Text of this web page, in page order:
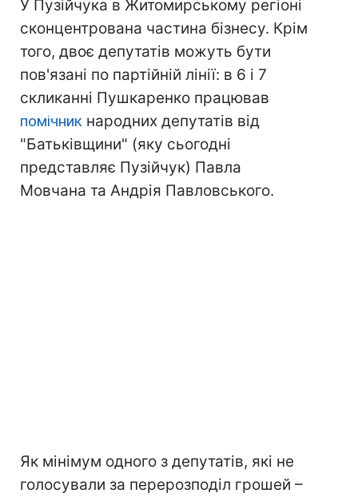
У Пузійчука в Житомирському регіоні
сконцентрована частина бізнесу. Крім
того, двоє депутатів можуть бути
пов'язані по партійній лінії: в 6 і 7
скликанні Пушкаренко працював
помічник народних депутатів від
"Батьківщини" (яку сьогодні
представляє Пузійчук) Павла
Мовчана та Андрія Павловського.
Як мінімум одного з депутатів, які не
голосували за перерозподіл грошей –